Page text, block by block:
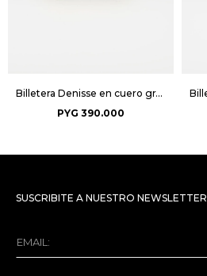
Billetera Denisse en cuero graneado metalizado - Metalizado
PYG 390.000
SUSCRIBITE A NUESTRO NEWSLETTER